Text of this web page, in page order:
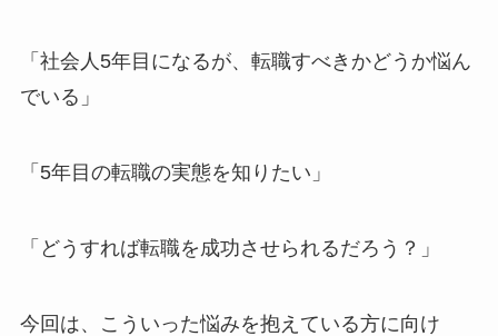
「社会人5年目になるが、転職すべきかどうか悩ん
でいる」
「5年目の転職の実態を知りたい」
「どうすれば転職を成功させられるだろう？」
今回は、こういった悩みを抱えている方に向け